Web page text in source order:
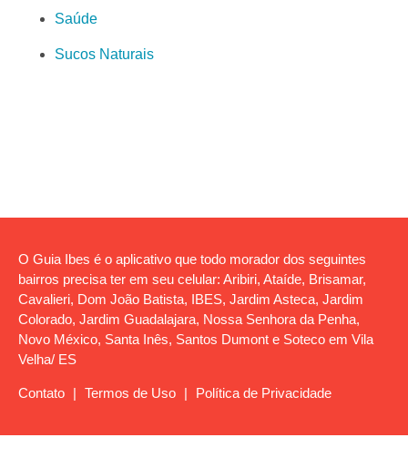
Saúde
Sucos Naturais
O Guia Ibes é o aplicativo que todo morador dos seguintes
bairros precisa ter em seu celular: Aribiri, Ataíde, Brisamar,
Cavalieri, Dom João Batista, IBES, Jardim Asteca, Jardim
Colorado, Jardim Guadalajara, Nossa Senhora da Penha,
Novo México, Santa Inês, Santos Dumont e Soteco em Vila
Velha/ ES
Contato | Termos de Uso | Política de Privacidade